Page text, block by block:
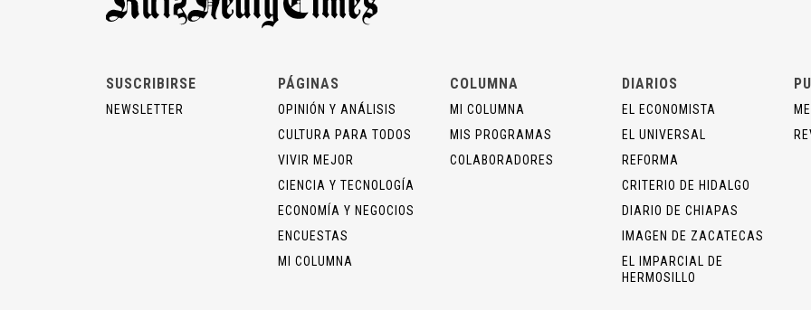
SUSCRIBIRSE
NEWSLETTER
PÁGINAS
OPINIÓN Y ANÁLISIS
CULTURA PARA TODOS
VIVIR MEJOR
CIENCIA Y TECNOLOGÍA
ECONOMÍA Y NEGOCIOS
ENCUESTAS
MI COLUMNA
COLUMNA
MI COLUMNA
MIS PROGRAMAS
COLABORADORES
DIARIOS
EL ECONOMISTA
EL UNIVERSAL
REFORMA
CRITERIO DE HIDALGO
DIARIO DE CHIAPAS
IMAGEN DE ZACATECAS
EL IMPARCIAL DE
HERMOSILLO